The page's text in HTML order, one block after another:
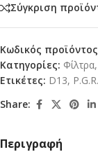
Σύγκριση
Κωδικός
Κατηγορίες: Φίλτρα,
Ετικέτες: D13,
Share:
Περιγραφή